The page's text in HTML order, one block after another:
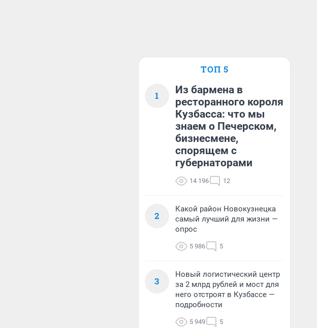
ТОП 5
1
Из бармена в
ресторанного короля
Кузбасса: что мы
знаем о Печерском,
бизнесмене,
спорящем с
губернаторами
14 196 12
2
Какой район Новокузнецка
самый лучший для жизни —
опрос
5 986 5
3
Новый логистический центр
за 2 млрд рублей и мост для
него отстроят в Кузбассе —
подробности
5 949 5